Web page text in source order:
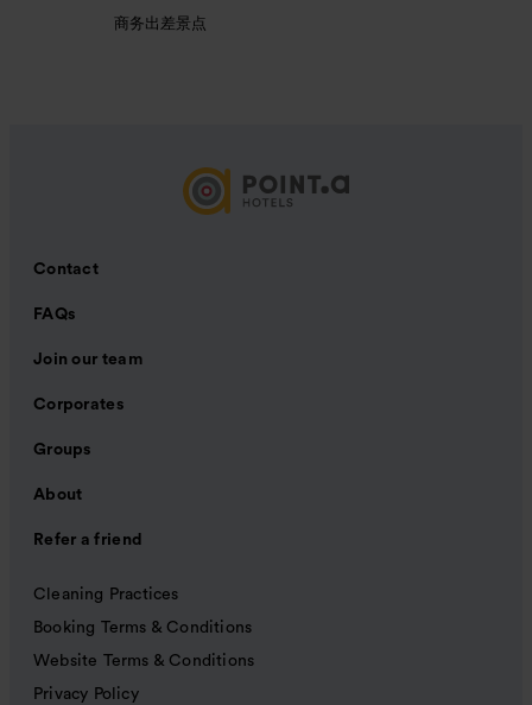
商务出差景点
Contact
FAQs
Join our team
Corporates
Groups
About
Refer a friend
Cleaning Practices
Booking Terms & Conditions
Website Terms & Conditions
Privacy Policy